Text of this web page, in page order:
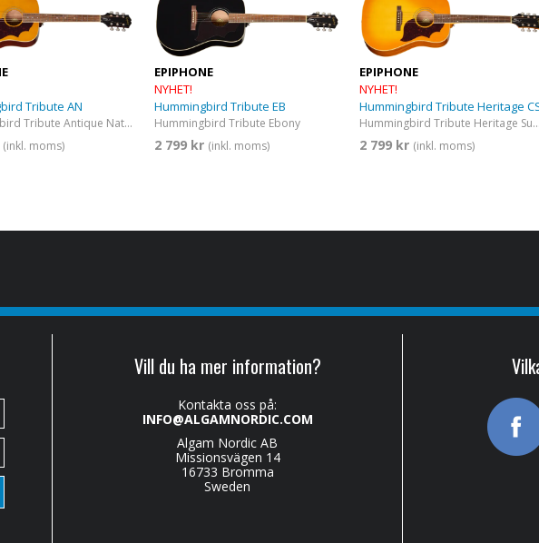
Tribute AN
Hummingbird Tribute​ Antique Natural
(inkl. moms)
EPIPHONE
NYHET!
Hummingbird Tribute EB
Hummingbird Tribute​ Ebony
2 799 kr (inkl. moms)
EPIPHONE
NYHET!
Hummingbird Tribute Heritage
Hummingbird Tribute​ Heritage Sunburst
2 799 kr (inkl. moms)
Vill du ha mer information?
Kontakta oss på:
INFO@ALGAMNORDIC.COM
Algam Nordic AB
Missionsvägen 14
16733 Bromma
Sweden